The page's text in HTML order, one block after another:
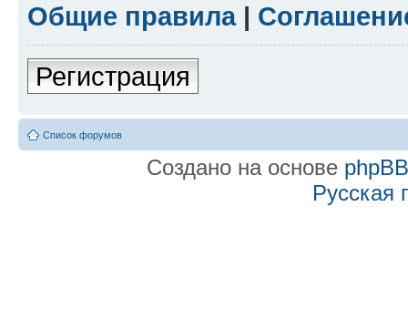
Общие правила|
Регистрация
Список форумов
Создано на основе phpBB
Русская